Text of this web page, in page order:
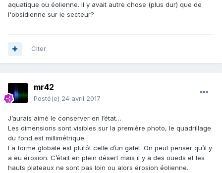
aquatique ou éolienne. Il y avait autre chose (plus dur) que de
l'obsidienne sur le secteur?
Citer
mr42
Posté(e) 24 avril 2017
J’aurais aimé le conserver en l’état…
Les dimensions sont visibles sur la première photo, le quadrillage
du fond est millimétrique.
La forme globale est plutôt celle d’un galet. On peut penser qu’il y
a eu érosion. C’était en plein désert mais il y a des oueds et les
hauts plateaux ne sont pas loin ou alors érosion éolienne.